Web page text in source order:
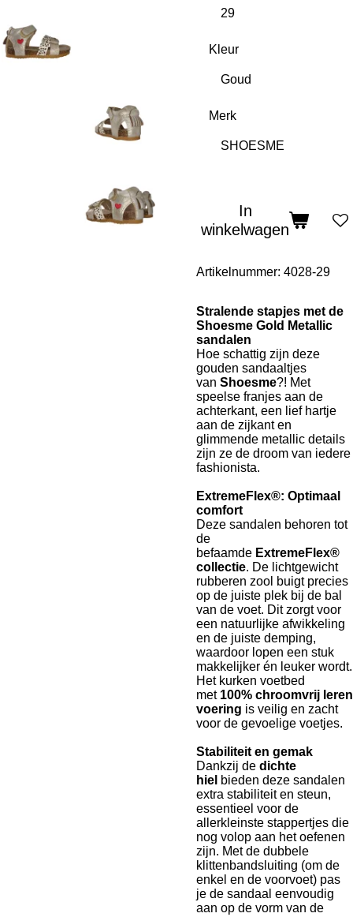
Kleur
Merk
In
winkelwagen
Artikelnummer: 4028-29
Stralende stapjes met de
Shoesme Gold Metallic
sandalen
Hoe schattig zijn deze
gouden sandaaltjes
van Shoesme?! Met
speelse franjes aan de
achterkant, een lief hartje
aan de zijkant en
glimmende metallic details
zijn ze de droom van iedere
fashionista.
ExtremeFlex®: Optimaal
comfort
Deze sandalen behoren tot
de
befaamde ExtremeFlex®
collectie. De lichtgewicht
rubberen zool buigt precies
op de juiste plek bij de bal
van de voet. Dit zorgt voor
een natuurlijke afwikkeling
en de juiste demping,
waardoor lopen een stuk
makkelijker én leuker wordt.
Het kurken voetbed
met 100% chroomvrij leren
voering is veilig en zacht
voor de gevoelige voetjes.
Stabiliteit en gemak
Dankzij de dichte
hiel bieden deze sandalen
extra stabiliteit en steun,
essentieel voor de
allerkleinste stappertjes die
nog volop aan het oefenen
zijn. Met de dubbele
klittenbandsluiting (om de
enkel en de voorvoet) pas
je de sandaal eenvoudig
aan op de vorm van de